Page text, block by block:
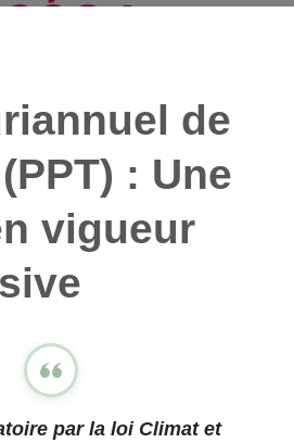
de
: Une
vigueur
par la loi Climat et